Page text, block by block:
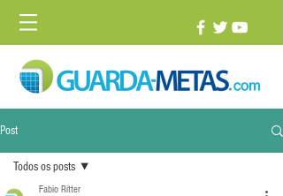
Post
Todos os posts
Fabio Ritter